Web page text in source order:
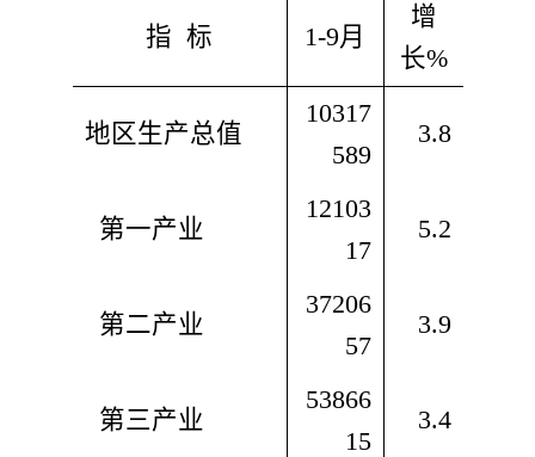
指  标 1-9月
增
长%
地区生产总值
10317
589
3.8
第一产业
12103
17
5.2
第二产业
37206
57
3.9
第三产业
53866
15
3.4